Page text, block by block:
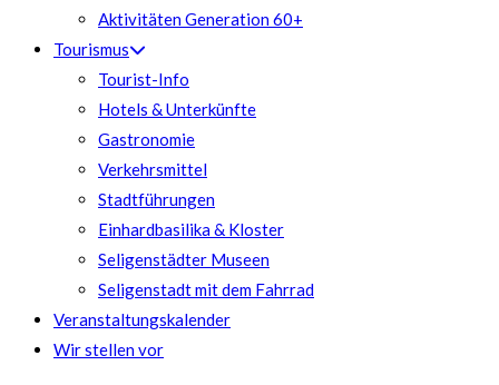
Aktivitäten Generation 60+
Tourismus
Tourist-Info
Hotels & Unterkünfte
Gastronomie
Verkehrsmittel
Stadtführungen
Einhardbasilika & Kloster
Seligenstädter Museen
Seligenstadt mit dem Fahrrad
Veranstaltungskalender
Wir stellen vor